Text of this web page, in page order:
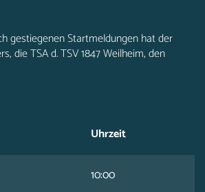
gestiegenen Startmeldungen hat der
die TSA d. TSV 1847 Weilheim, den
Uhrzeit
10:00